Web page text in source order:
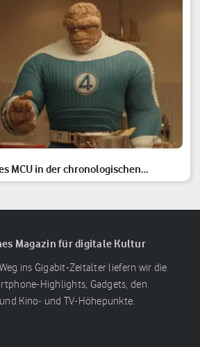
MCU in der chronologischen
Magazin für digitale Kultur
ins Gigabit-Zeitalter liefern wir die
Highlights, Gadgets, den
Kino- und TV-Höhepunkte.